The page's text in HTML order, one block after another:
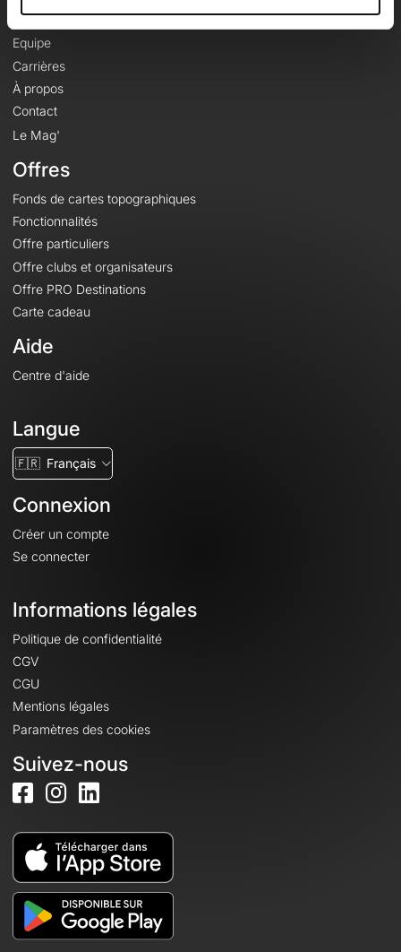
OpenRunner
Equipe
Carrières
À propos
Contact
Le Mag'
Offres
Fonds de cartes topographiques
Fonctionnalités
Offre particuliers
Offre clubs et organisateurs
Offre PRO Destinations
Carte cadeau
Aide
Centre d'aide
Langue
🇫🇷 Français
Connexion
Créer un compte
Se connecter
Informations légales
Politique de confidentialité
CGV
CGU
Mentions légales
Paramètres des cookies
Suivez-nous